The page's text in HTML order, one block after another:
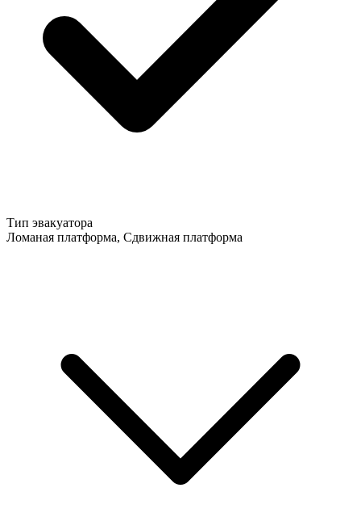
Тип эвакуатора
Ломаная платформа, Сдвижная платформа